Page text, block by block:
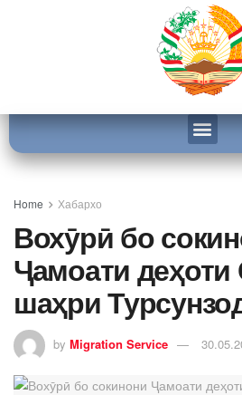
Home Хабархо
Вохӯрӣ бо
Ҷамоати
шаҳри
by Migration Service